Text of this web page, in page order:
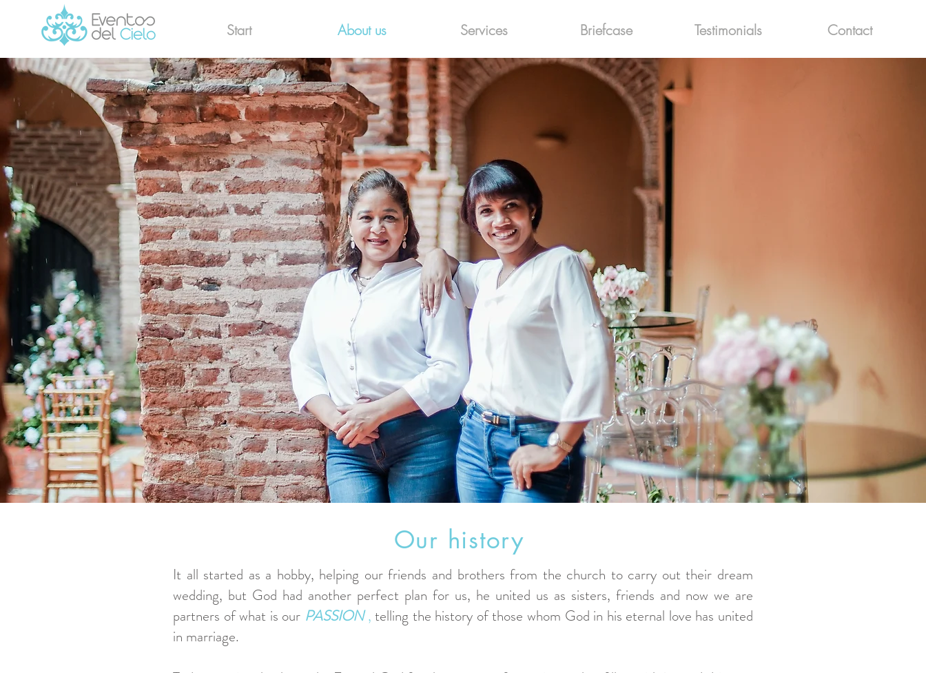
Start About us Services Briefcase Testimonials Contact
Our history
It all started as a hobby, helping our friends and brothers from the church to carry out their dream
wedding, but God had another perfect plan for us, he united us as sisters, friends and now we are
partners of what is our PASSION , telling the history of those whom God in his eternal love has united
in marriage.